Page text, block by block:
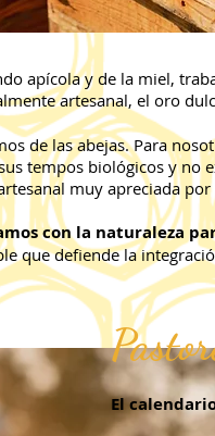
apícola y de la miel,
artesanal, el oro
de las abejas. Para
tempos biológicos y no
muy apreciada
con la naturaleza
que defiende la
El